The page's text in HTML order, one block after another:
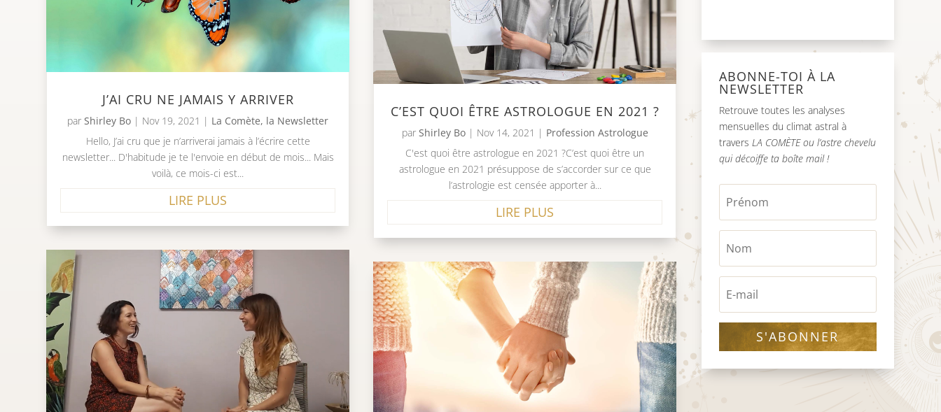
J’AI CRU NE JAMAIS Y ARRIVER
par Shirley Bo | Nov 19, 2021 | La Comète, la Newsletter
Hello, J’ai cru que je n’arriverai jamais à l’écrire cette
newsletter... D'habitude je te l'envoie en début de mois... Mais
voilà, ce mois-ci est...
LIRE PLUS
C’EST QUOI ÊTRE ASTROLOGUE EN 2021 ?
par Shirley Bo| Nov 14, 2021 | Profession Astrologue
C'est quoi être astrologue en 2021 ?C’est quoi être un
astrologue en 2021 présuppose de s’accorder sur ce que
l’astrologie est censée apporter à...
LIRE PLUS
ABONNE-TOI À LA
NEWSLETTER
Retrouve toutes les analyses
mensuelles du climat astral à
travers LA COMÈTE ou l’astre chevelu
qui décoiffe ta boîte mail !
S'ABONNER